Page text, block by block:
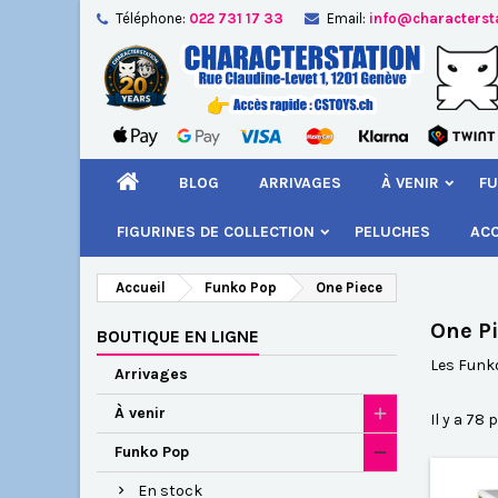
Téléphone: 022 731 17 33 Email:
BLOG ARRIVAGES À VENIR
FIGURINES DE COLLECTION PELUCHES
Accueil Funko Pop One Piece
BOUTIQUE EN LIGNE
Arrivages
À venir
Funko Pop
En stock
One
Les
Il y a 78